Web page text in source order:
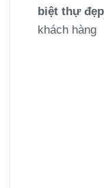
biệt thự
khách hàng